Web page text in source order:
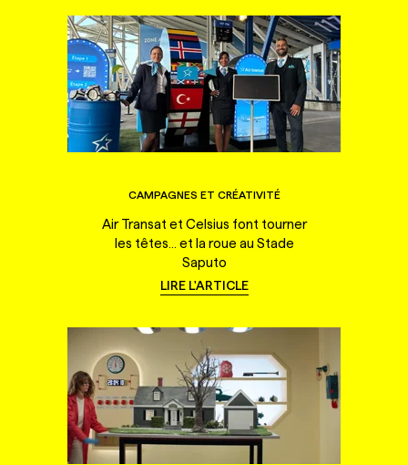
CAMPAGNES ET CRÉATIVITÉ
Air Transat et Celsius font tourner
les têtes... et la roue au Stade
Saputo
LIRE L'ARTICLE